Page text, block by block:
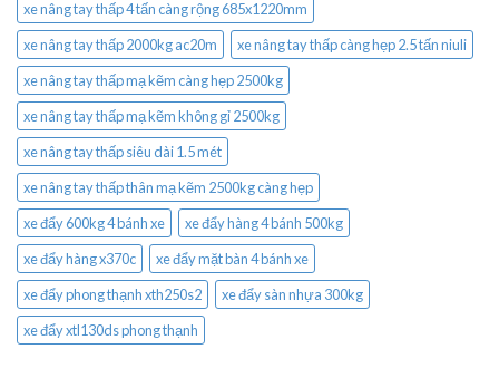
xe nâng tay thấp 4 tấn càng rộng 685x1220mm
xe nâng tay thấp 2000kg ac20m
xe nâng tay thấp càng hẹp 2.5 tấn niuli
xe nâng tay thấp mạ kẽm càng hẹp 2500kg
xe nâng tay thấp mạ kẽm không gỉ 2500kg
xe nâng tay thấp siêu dài 1.5 mét
xe nâng tay thấp thân mạ kẽm 2500kg càng hẹp
xe đẩy 600kg 4 bánh xe
xe đẩy hàng 4 bánh 500kg
xe đẩy hàng x370c
xe đẩy mặt bàn 4 bánh xe
xe đẩy phong thạnh xth250s2
xe đẩy sàn nhựa 300kg
xe đẩy xtl130ds phong thạnh